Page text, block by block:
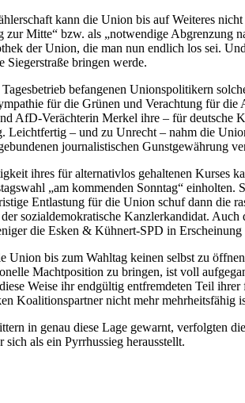
kann die Union bis auf Weiteres
zur Mitte“ bzw. als „notwendige
der Union, die man nun endlich los sei.
Siegerstraße bringen werde.
befangenen Unionspolitikern
für die Grünen und Verachtung für die
AfD-Verächterin Merkel ihre – für
Leichtfertig – und zu Unrecht – nahm die
journalistischen Gunstgewährung
ihres für alternativlos gehaltenen Kurses
„am kommenden Sonntag“
Entlastung für die Union schuf dann die
sozialdemokratische Kanzlerkandidat.
die Esken & Kühnert-SPD in
Union bis zum Wahltag keinen selbst zu
Machtposition zu bringen, ist voll
Weise ihr endgültig entfremdeten Teil
Koalitionspartner nicht mehr
in genau diese Lage gewarnt, verfolgten
sich als ein Pyrrhussieg herausstellt.